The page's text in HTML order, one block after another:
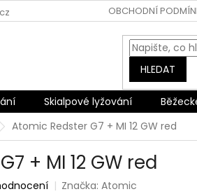
OBCHODNÍ
HLEDAT
Skialpové lyžování
Atomic Redster G7 + MI 12 GW red
+ MI 12 GW red
Značka:Atomic